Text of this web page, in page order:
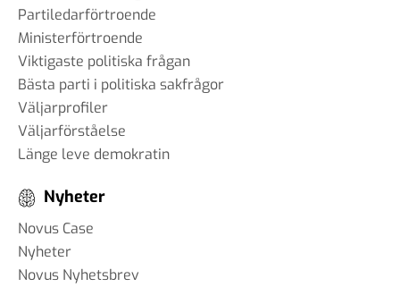
Partiledarförtroende
Ministerförtroende
Viktigaste politiska frågan
Bästa parti i politiska sakfrågor
Väljarprofiler
Väljarförståelse
Länge leve demokratin
Nyheter
Novus Case
Nyheter
Novus Nyhetsbrev